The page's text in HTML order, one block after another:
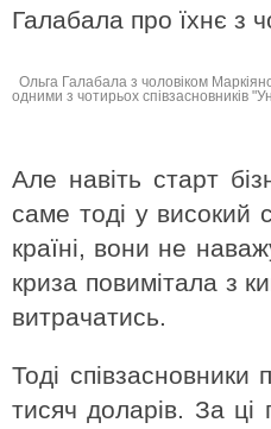
Галабала про їхнє з
Ольга Галабала з чоловіком
одними з чотирьох співзасновників
Але навіть старт
саме тоді у високий
країні, вони не
криза повимітала з
витрачатись.
Тоді
тисяч доларів. За ці